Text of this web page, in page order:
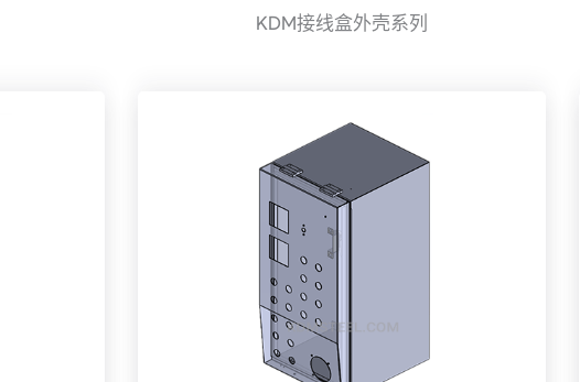
KDM接线盒外壳系列